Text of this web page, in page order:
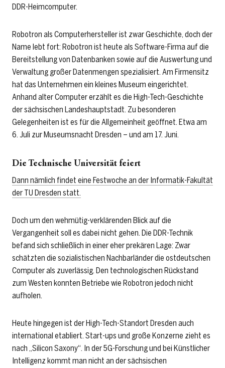
DDR-Heimcomputer.
Robotron als Computerhersteller ist zwar Geschichte, doch der
Name lebt fort: Robotron ist heute als Software-Firma auf die
Bereitstellung von Datenbanken sowie auf die Auswertung und
Verwaltung großer Datenmengen spezialisiert. Am Firmensitz
hat das Unternehmen ein kleines Museum eingerichtet.
Anhand alter Computer erzählt es die High-Tech-Geschichte
der sächsischen Landeshauptstadt. Zu besonderen
Gelegenheiten ist es für die Allgemeinheit geöffnet. Etwa am
6. Juli zur Museumsnacht Dresden – und am 17. Juni.
Die Technische Universität feiert
Dann nämlich findet eine Festwoche an der Informatik-Fakultät
der TU Dresden statt.
Doch um den wehmütig-verklärenden Blick auf die
Vergangenheit soll es dabei nicht gehen. Die DDR-Technik
befand sich schließlich in einer eher prekären Lage: Zwar
schätzten die sozialistischen Nachbarländer die ostdeutschen
Computer als zuverlässig. Den technologischen Rückstand
zum Westen konnten Betriebe wie Robotron jedoch nicht
aufholen.
Heute hingegen ist der High-Tech-Standort Dresden auch
international etabliert. Start-ups und große Konzerne zieht es
nach „Silicon Saxony“. In der 5G-Forschung und bei Künstlicher
Intelligenz kommt man nicht an der sächsischen